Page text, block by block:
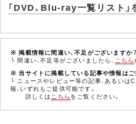
「DVD、Blu-ray一覧リスト
※ 掲載情報に間違い、不足がございますか？
└ 間違い、不足等がございましたら、 こちら
※ 当サイトに掲載している記事や情報はご
└ ニュースやレビュー等の記事、あるいは
報、いずれもご提供可能です。
詳しくはこちら をご覧ください。